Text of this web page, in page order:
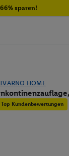
sparen!
HOME
Top Kundenbewertungen